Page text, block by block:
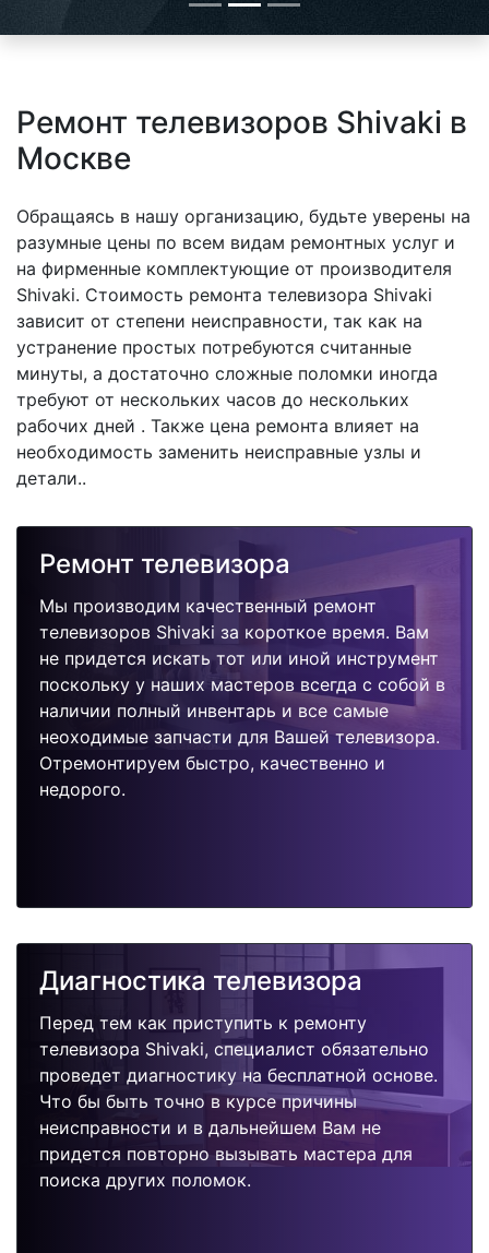
Ремонт телевизоров Shivaki в
Москве
Обращаясь в нашу организацию, будьте уверены на
разумные цены по всем видам ремонтных услуг и
на фирменные комплектующие от производителя
Shivaki. Стоимость ремонта телевизора Shivaki
зависит от степени неисправности, так как на
устранение простых потребуются считанные
минуты, а достаточно сложные поломки иногда
требуют от нескольких часов до нескольких
рабочих дней . Также цена ремонта влияет на
необходимость заменить неисправные узлы и
детали..
Ремонт телевизора
Мы производим качественный ремонт
телевизоров Shivaki за короткое время. Вам
не придется искать тот или иной инструмент
поскольку у наших мастеров всегда с собой в
наличии полный инвентарь и все самые
неоходимые запчасти для Вашей телевизора.
Отремонтируем быстро, качественно и
недорого.
Диагностика телевизора
Перед тем как приступить к ремонту
телевизора Shivaki, специалист обязательно
проведет диагностику на бесплатной основе.
Что бы быть точно в курсе причины
неисправности и в дальнейшем Вам не
придется повторно вызывать мастера для
поиска других поломок.